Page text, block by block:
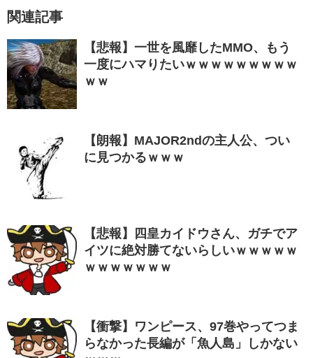
関連記事
【悲報】一世を風靡したMMO、もう
一度にハマりたいｗｗｗｗｗｗｗｗｗ
ｗｗ
【朗報】MAJOR2ndの主人公、つい
に見つかるｗｗｗ
【悲報】四皇カイドウさん、ガチでア
イツに絶対勝てないらしいｗｗｗｗｗ
ｗｗｗｗｗｗｗ
【衝撃】ワンピース、97巻やってつま
らなかった長編が「魚人島」しかない